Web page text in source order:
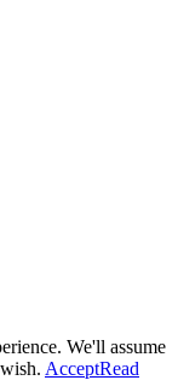
We'll assume
AcceptRead